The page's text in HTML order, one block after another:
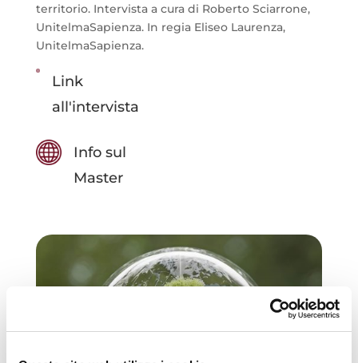
territorio. Intervista a cura di Roberto Sciarrone,
UnitelmaSapienza. In regia Eliseo Laurenza,
UnitelmaSapienza.
Link
all'intervista
Info sul
Master